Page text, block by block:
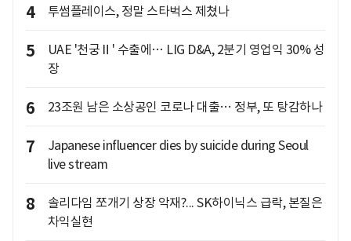
4 투썸플레이스, 정말 스타벅스 제쳤나
5
UAE '천궁Ⅱ' 수출에… LIG D&A, 2분기 영업익 30% 성
장
6 23조원 남은 소상공인 코로나 대출… 정부, 또 탕감하나
7
Japanese influencer dies by suicide during Seoul
live stream
8
솔리다임 쪼개기 상장 악재?... SK하이닉스 급락, 본질은
차익실현